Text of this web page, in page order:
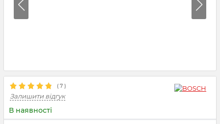
( 7 )
Залишити відгук
В наявності